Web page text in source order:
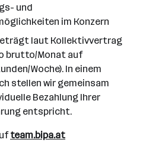
und
im Konzern
laut Kollektivvertrag
brutto/Monat auf
Woche). In einem
stellen wir gemeinsam
Bezahlung Ihrer
entspricht.
team.bipa.at